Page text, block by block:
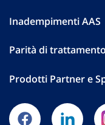
Inadempimenti AAS
Parità di trattamento
Prodotti Partner e